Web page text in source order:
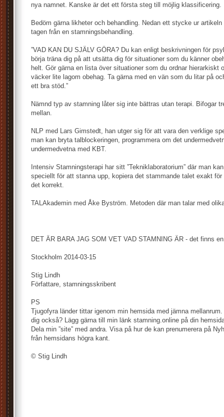
nya namnet. Kanske är det ett första steg till möjlig klassificering.
Bedöm gärna likheter och behandling. Nedan ett stycke ur
tagen från en stamningsbehandling.
”VAD KAN DU SJÄLV GÖRA? Du kan enligt beskrivningen för
börja träna dig på att utsätta dig för situationer som du känner
helt. Gör gärna en lista över situationer som du ordnar hierarkiskt
väcker lite lagom obehag. Ta gärna med en vän som du litar på
ett bra stöd.”
Nämnd typ av stamning låter sig inte bättras utan terapi. Bifogar
mellan.
NLP med Lars Gimstedt, han utger sig för att vara den verklige
man kan bryta talblockeringen, programmera om det
undermedvetna med KBT.
Intensiv Stamningsterapi har sitt ”Tekniklaboratorium” där man
speciellt för att stanna upp, kopiera det stammande talet exakt
det korrekt.
TALAkademin med Åke Byström. Metoden där man talar med
DET ÄR BARA JAG SOM VET VAD STAMNING ÄR - det finns
Stockholm 2014-03-15
Stig Lindh
Författare, stamningsskribent
PS
Tjugofyra länder tittar igenom min hemsida med jämna
dig också? Lägg gärna till min länk stamning.online på din
Dela min ”site” med andra. Visa på hur de kan prenumerera på
från hemsidans högra kant.
© Stig Lindh